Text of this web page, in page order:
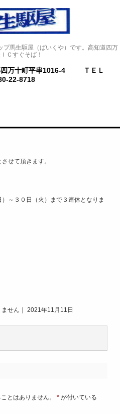
プ馬生駆屋（ばいくや）です。高知道四万
Ｃすぐそば！
万十町平串1016-4
ＴＥＬ
22-8718
せて頂きます。
～３０日（火）まで３連休となりま
せん ｜ 2021年11月11日
とはありません。 * が付いている